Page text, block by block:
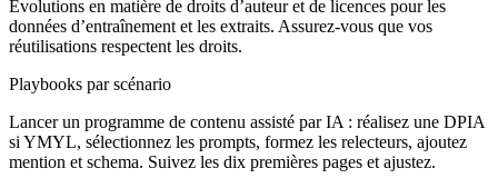
Évolutions en matière de droits d’auteur et de licences pour les
données d’entraînement et les extraits. Assurez-vous que vos
réutilisations respectent les droits.
Playbooks par scénario
Lancer un programme de contenu assisté par IA : réalisez une DPIA
si YMYL, sélectionnez les prompts, formez les relecteurs, ajoutez
mention et schema. Suivez les dix premières pages et ajustez.